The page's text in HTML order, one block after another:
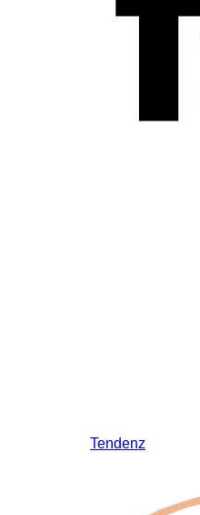
Tendenz